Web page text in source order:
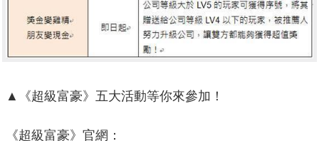
▲《超級富豪》五大活動等你來參加！
《超級富豪》官網：